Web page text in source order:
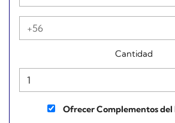
Cantidad
Ofrecer Complementos del